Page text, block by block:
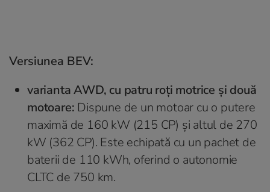
Versiunea BEV:
varianta AWD, cu patru roți motrice și două
motoare: Dispune de un motoar cu o putere
maximă de 160 kW (215 CP) și altul de 270
kW (362 CP). Este echipată cu un pachet de
baterii de 110 kWh, oferind o autonomie
CLTC de 750 km.